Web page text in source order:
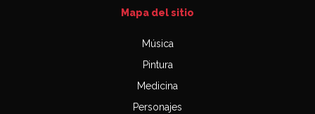
Mapa del sitio
Música
Pintura
Medicina
Personajes